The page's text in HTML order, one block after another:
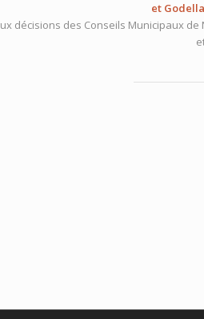
et
décisions des Conseils Municipaux de